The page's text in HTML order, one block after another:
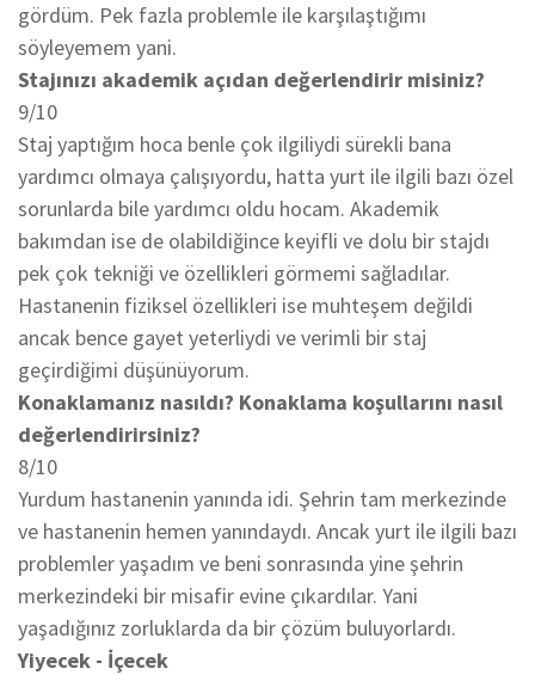
gördüm. Pek fazla problemle ile karşılaştığımı
söyleyemem yani.
Stajınızı akademik açıdan değerlendirir misiniz?
9/10
Staj yaptığım hoca benle çok ilgiliydi sürekli bana
yardımcı olmaya çalışıyordu, hatta yurt ile ilgili bazı özel
sorunlarda bile yardımcı oldu hocam. Akademik
bakımdan ise de olabildiğince keyifli ve dolu bir stajdı
pek çok tekniği ve özellikleri görmemi sağladılar.
Hastanenin fiziksel özellikleri ise muhteşem değildi
ancak bence gayet yeterliydi ve verimli bir staj
geçirdiğimi düşünüyorum.
Konaklamanız nasıldı? Konaklama koşullarını nasıl
değerlendirirsiniz?
8/10
Yurdum hastanenin yanında idi. Şehrin tam merkezinde
ve hastanenin hemen yanındaydı. Ancak yurt ile ilgili bazı
problemler yaşadım ve beni sonrasında yine şehrin
merkezindeki bir misafir evine çıkardılar. Yani
yaşadığınız zorluklarda da bir çözüm buluyorlardı.
Yiyecek - İçecek